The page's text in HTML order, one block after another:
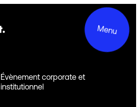
Menu
Évènement corporate et
institutionnel